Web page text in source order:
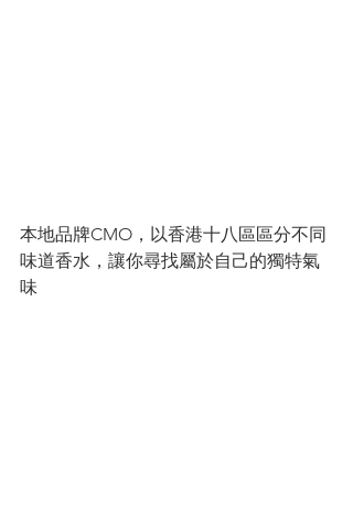
本地品牌CMO，以香港十八區區分不同
味道香水，讓你尋找屬於自己的獨特氣
味